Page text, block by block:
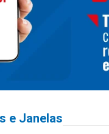
e Janelas